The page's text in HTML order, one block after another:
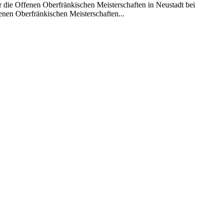
Offenen Oberfränkischen Meisterschaften in Neustadt
Oberfränkischen Meisterschaften...